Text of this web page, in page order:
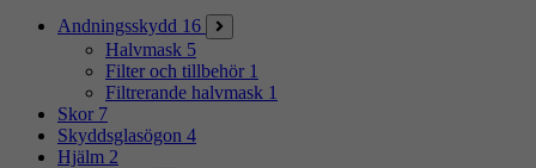
Andningsskydd 16
Halvmask 5
Filter och tillbehör 1
Filtrerande halvmask 1
Skor 7
Skyddsglasögon 4
Hjälm 2